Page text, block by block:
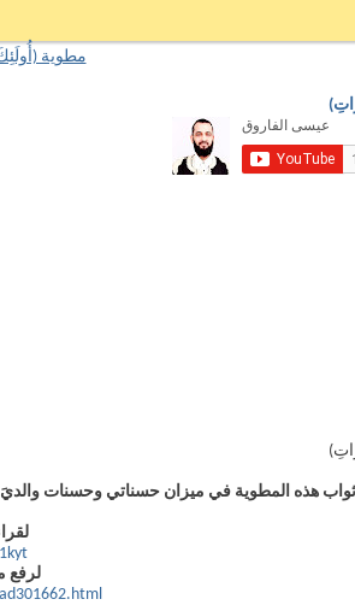
مطوية
هذه المطوية في ميزان حسناتي وحسنات
لرفع